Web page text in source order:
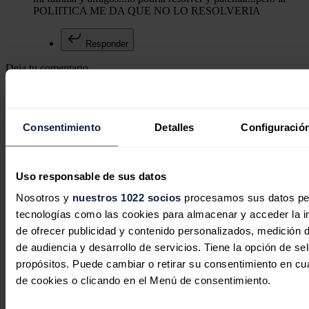
Consentimiento Detalles
Uso responsable de sus datos
Nosotros y nuestros 1022 socios procesamos sus datos
tecnologías como las cookies para almacenar y acceder la
de ofrecer publicidad y contenido personalizados, medición
de audiencia y desarrollo de servicios. Tiene la opción de
propósitos. Puede cambiar o retirar su consentimiento en
de cookies o clicando en el Menú de consentimiento.
POLIITICA ME DA QUE NO LO RESOLVERIA
Responder
Deja tu comentario
privacidadyTérminos de serviciode Google aplican.
Enviar comentario
Síguenos en redes sociales